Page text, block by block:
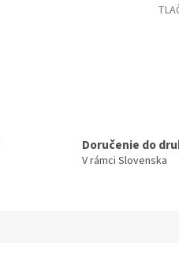
Doručenie do
V rámci Slovenska